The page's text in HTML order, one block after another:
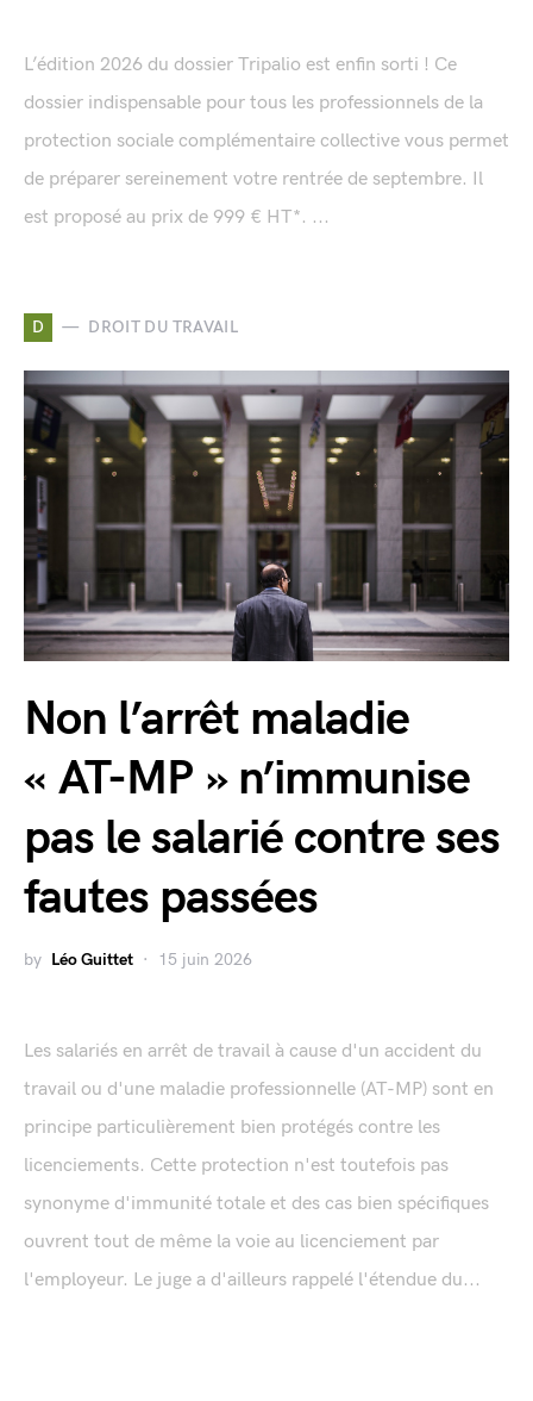
L’édition 2026 du dossier Tripalio est enfin sorti ! Ce
dossier indispensable pour tous les professionnels de la
protection sociale complémentaire collective vous permet
de préparer sereinement votre rentrée de septembre. Il
est proposé au prix de 999 € HT*. ...
D DROIT DU TRAVAIL
Non l’arrêt maladie
« AT-MP » n’immunise
pas le salarié contre ses
fautes passées
by Léo Guittet 15 juin 2026
Les salariés en arrêt de travail à cause d'un accident du
travail ou d'une maladie professionnelle (AT-MP) sont en
principe particulièrement bien protégés contre les
licenciements. Cette protection n'est toutefois pas
synonyme d'immunité totale et des cas bien spécifiques
ouvrent tout de même la voie au licenciement par
l'employeur. Le juge a d'ailleurs rappelé l'étendue du...